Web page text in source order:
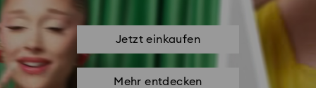
Jetzt einkaufen
Mehr entdecken